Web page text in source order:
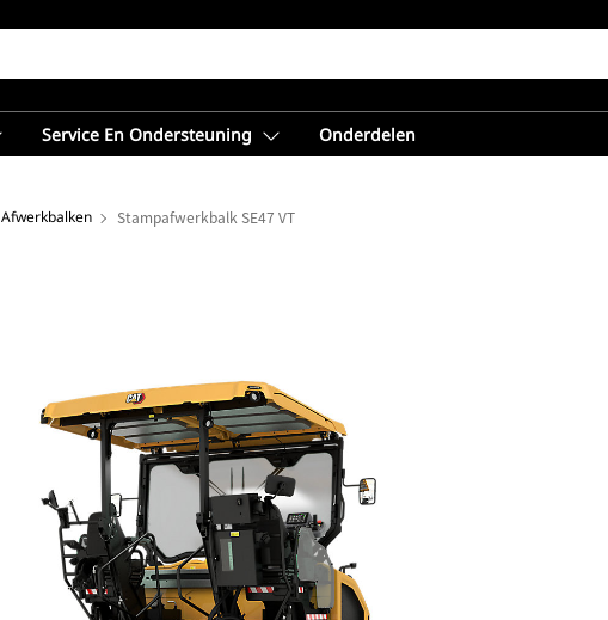
Service En Ondersteuning Onderdelen
Afwerkbalken Stampafwerkbalk SE47 VT